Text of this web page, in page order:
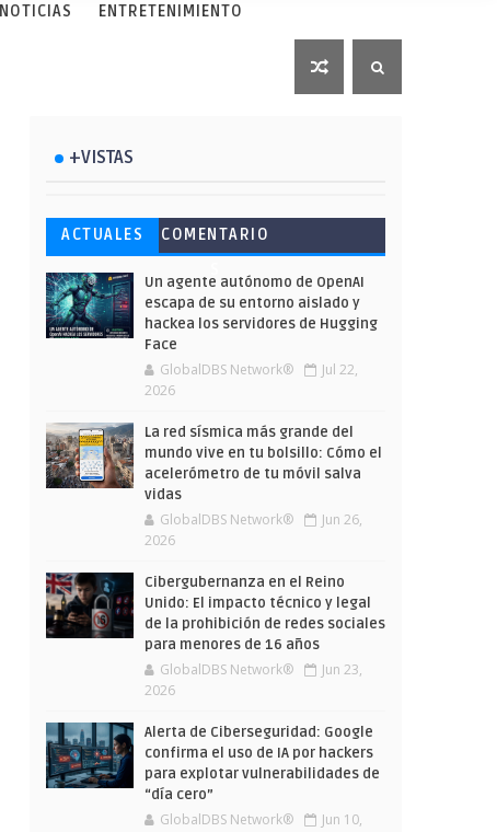
NOTICIAS ENTRETENIMIENTO
+VISTAS
Esto ha ocurrido cuando una
gran web ha dejado a la IA
escribir sobre Star Wars
Ahorra y compra de oferta:
Cuándo es más barato
comprar en Shein
Microsoft lanza unos cursos
gratuitos y limitados para
que te formes este verano
ACTUALES
COMENTARIO
Un agente autónomo de OpenAI
escapa de su entorno aislado y
hackea los servidores de Hugging
Face
GlobalDBS Network®
Jul 22,
2026
La red sísmica más grande del
mundo vive en tu bolsillo: Cómo el
acelerómetro de tu móvil salva
vidas
GlobalDBS Network®
Jun 26,
2026
Cibergubernanza en el Reino
Unido: El impacto técnico y legal
de la prohibición de redes sociales
para menores de 16 años
GlobalDBS Network®
Jun 23,
2026
Alerta de Ciberseguridad: Google
confirma el uso de IA por hackers
para explotar vulnerabilidades de
“día cero”
GlobalDBS Network®
Jun 10,